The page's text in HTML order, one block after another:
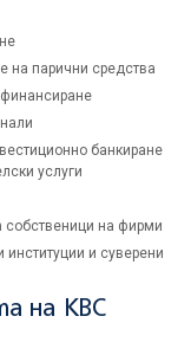
на парични средства
банкиране
услуги
собственици на фирми
и суверени
на KBC